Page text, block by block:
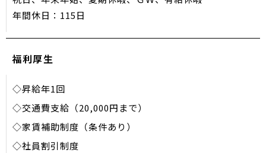
年間休日：115日
福利厚生
◇昇給年1回
◇交通費支給（20,000円まで）
◇家賃補助制度（条件あり）
◇社員割引制度